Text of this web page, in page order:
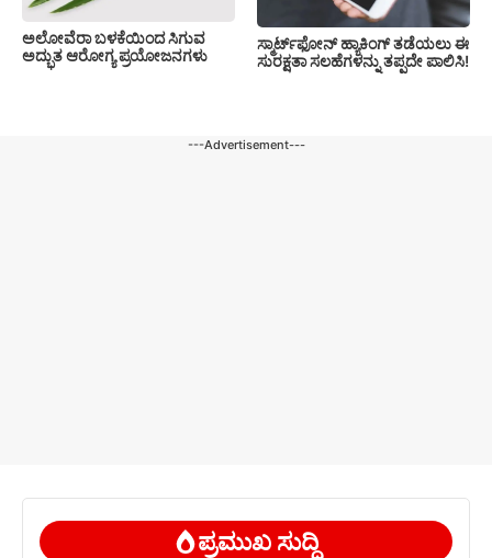
ಅಲೋವೆರಾ ಬಳಕೆಯಿಂದ ಸಿಗುವ
ಅದ್ಭುತ ಆರೋಗ್ಯ ಪ್ರಯೋಜನಗಳು
ಸ್ಮಾರ್ಟ್‌ಫೋನ್ ಹ್ಯಾಕಿಂಗ್ ತಡೆಯಲು ಈ
ಸುರಕ್ಷತಾ ಸಲಹೆಗಳನ್ನು ತಪ್ಪದೇ ಪಾಲಿಸಿ!
---Advertisement---
ಪ್ರಮುಖ ಸುದ್ದಿ